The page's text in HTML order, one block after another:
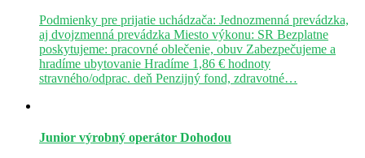
Podmienky pre prijatie uchádzača: Jednozmenná prevádzka,
aj dvojzmenná prevádzka Miesto výkonu: SR Bezplatne
poskytujeme: pracovné oblečenie, obuv Zabezpečujeme a
hradíme ubytovanie Hradíme 1,86 € hodnoty
stravného/odprac. deň Penzijný fond, zdravotné…
Junior výrobný operátor Dohodou